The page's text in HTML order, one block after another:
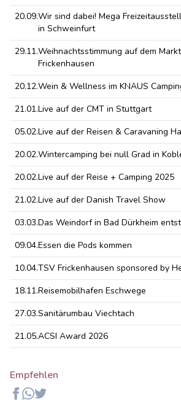
20.09.Wir sind dabei! Mega
in Schweinfurt
29.11.Weihnachtsstimmung auf dem
Frickenhausen
20.12.Wein & Wellness im KNAUS
21.01.Live auf der CMT in Stuttgart
05.02.Live auf der Reisen & Caravaning
20.02.Wintercamping bei null Grad in
20.02.Live auf der Reise + Camping 2025
21.02.Live auf der Danish Travel Show
03.03.Das Weindorf in Bad Dürkheim
09.04.Essen die Pods kommen
10.04.TSV Frickenhausen sponsored by
18.11.Reisemobilhafen Eschwege
27.03.Sanitärumbau Viechtach
21.05.ACSI Award 2026
Empfehlen
Facebook
Whatsapp
Twitter